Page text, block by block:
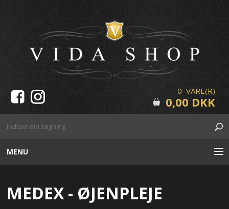
0 VARE(R)
0,00 DKK
MENU
MAKE-UP
MEDEX - ØJENPLEJE